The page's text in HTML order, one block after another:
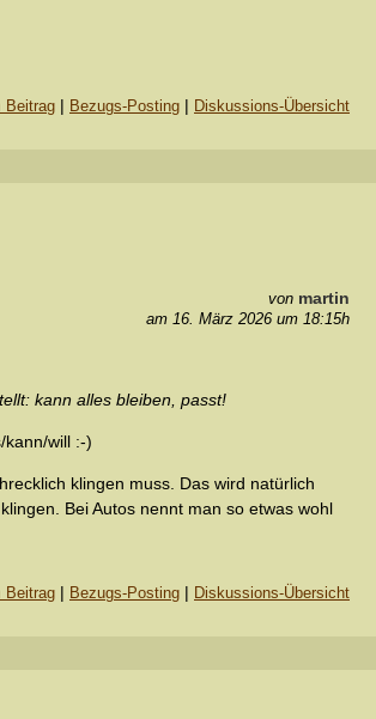
Beitrag | Bezugs-Posting | Diskussions-Übersicht
von martin
am 16. März 2026 um 18:15h
kann alles bleiben, passt!
will :-)
klingen muss. Das wird natürlich
Bei Autos nennt man so etwas wohl
Beitrag | Bezugs-Posting | Diskussions-Übersicht